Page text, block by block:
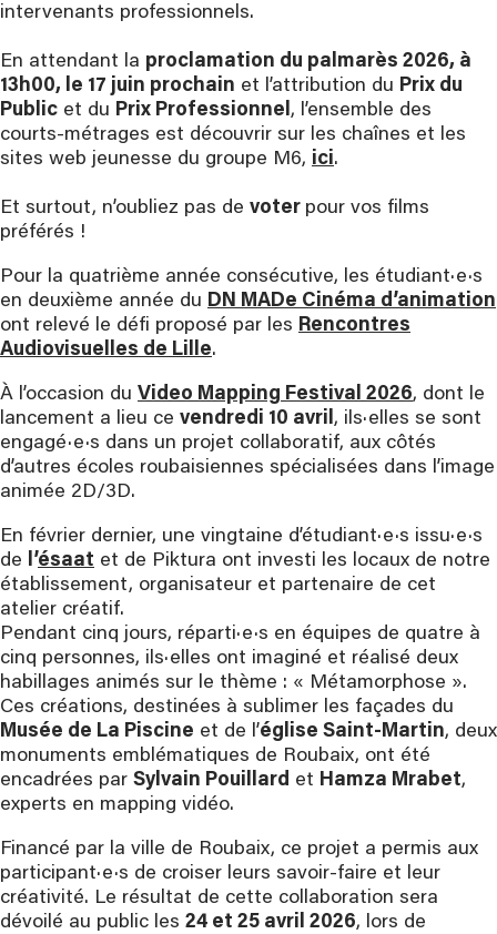
intervenants professionnels.
En attendant la proclamation du palmarès 2026, à
13h00, le 17 juin prochain et l’attribution du Prix du
Public et du Prix Professionnel, l’ensemble des
courts-métrages est découvrir sur les chaînes et les
sites web jeunesse du groupe M6, ici.
Et surtout, n’oubliez pas de voter pour vos films
préférés !
Pour la quatrième année consécutive, les étudiant·e·s
en deuxième année du DN MADe Cinéma d’animation
ont relevé le défi proposé par les Rencontres
Audiovisuelles de Lille.
À l’occasion du Video Mapping Festival 2026, dont le
lancement a lieu ce vendredi 10 avril, ils·elles se sont
engagé·e·s dans un projet collaboratif, aux côtés
d’autres écoles roubaisiennes spécialisées dans l’image
animée 2D/3D.
En février dernier, une vingtaine d’étudiant·e·s issu·e·s
de l’ésaat et de Piktura ont investi les locaux de notre
établissement, organisateur et partenaire de cet
atelier créatif.
Pendant cinq jours, réparti·e·s en équipes de quatre à
cinq personnes, ils·elles ont imaginé et réalisé deux
habillages animés sur le thème : « Métamorphose ».
Ces créations, destinées à sublimer les façades du
Musée de La Piscine et de l’église Saint-Martin, deux
monuments emblématiques de Roubaix, ont été
encadrées par Sylvain Pouillard et Hamza Mrabet,
experts en mapping vidéo.
Financé par la ville de Roubaix, ce projet a permis aux
participant·e·s de croiser leurs savoir-faire et leur
créativité. Le résultat de cette collaboration sera
dévoilé au public les 24 et 25 avril 2026, lors de